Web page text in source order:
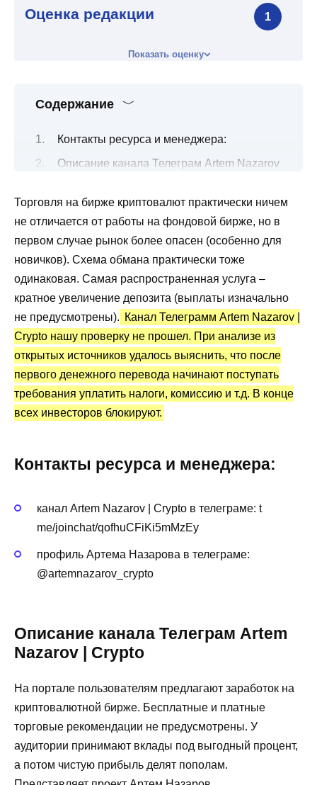
Оценка редакции 1
Показать оценку
Содержание
Контакты ресурса и менеджера:
Описание канала Телеграм Artem Nazarov
Реально ли заработать на вкладах в
крипту?
Канал Телеграм Artem Nazarov | Crypto:
статистика и отзывы
Преимущества и недостатки
Торговля на бирже криптовалют практически ничем
не отличается от работы на фондовой бирже, но в
первом случае рынок более опасен (особенно для
новичков). Схема обмана практически тоже
одинаковая. Самая распространенная услуга –
кратное увеличение депозита (выплаты изначально
не предусмотрены). Канал Телеграмм Artem Nazarov |
Crypto нашу проверку не прошел. При анализе из
открытых источников удалось выяснить, что после
первого денежного перевода начинают поступать
требования уплатить налоги, комиссию и т.д. В конце
всех инвесторов блокируют.
Контакты ресурса и менеджера:
канал Artem Nazarov | Crypto в телеграме: t
me/joinchat/qofhuCFiKi5mMzEy
профиль Артема Назарова в телеграме:
@artemnazarov_crypto
Описание канала Телеграм Artem
Nazarov | Crypto
На портале пользователям предлагают заработок на
криптовалютной бирже. Бесплатные и платные
торговые рекомендации не предусмотрены. У
аудитории принимают вклады под выгодный процент,
а потом чистую прибыль делят пополам.